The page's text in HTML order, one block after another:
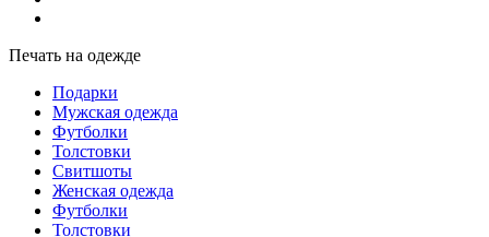
Печать на одежде
Подарки
Мужская одежда
Футболки
Толстовки
Свитшоты
Женская одежда
Футболки
Толстовки